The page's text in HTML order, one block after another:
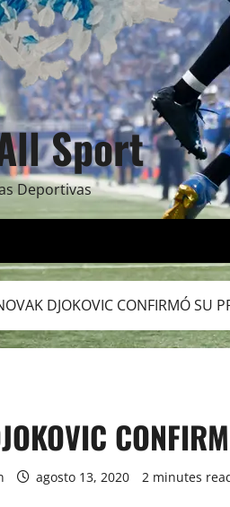
Sport
Deportivas
DJOKOVIC CONFIRMÓ SU
agosto 13, 2020 2 minutes